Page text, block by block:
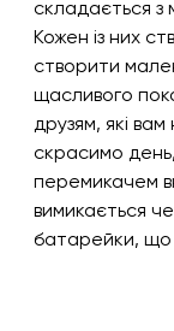
складається з
Кожен із них
створити
щасливого
друзям, які
скрасимо
перемикачем
вимикається
батарейки, що